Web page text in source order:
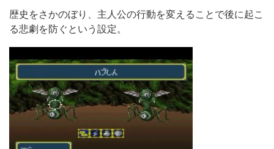
歴史をさかのぼり、主人公の行動を変えることで後に起こ
る悲劇を防ぐという設定。